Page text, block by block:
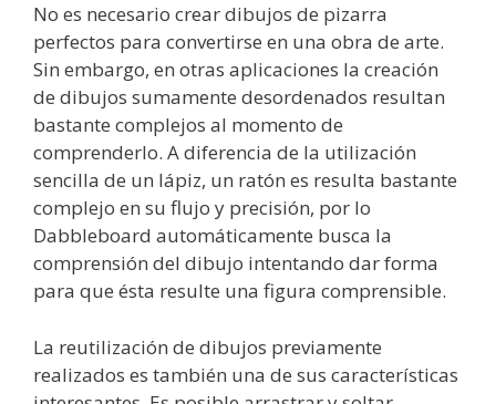
No es necesario crear dibujos de pizarra
perfectos para convertirse en una obra de arte.
Sin embargo, en otras aplicaciones la creación
de dibujos sumamente desordenados resultan
bastante complejos al momento de
comprenderlo. A diferencia de la utilización
sencilla de un lápiz, un ratón es resulta bastante
complejo en su flujo y precisión, por lo
Dabbleboard automáticamente busca la
comprensión del dibujo intentando dar forma
para que ésta resulte una figura comprensible.
La reutilización de dibujos previamente
realizados es también una de sus características